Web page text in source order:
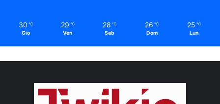
30 ℃
Gio
29 ℃
Ven
28 ℃
Sab
26 ℃
Dom
25 ℃
Lun